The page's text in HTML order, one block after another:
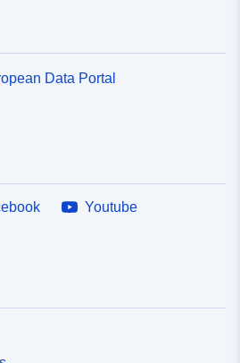
Data Portal
Youtube